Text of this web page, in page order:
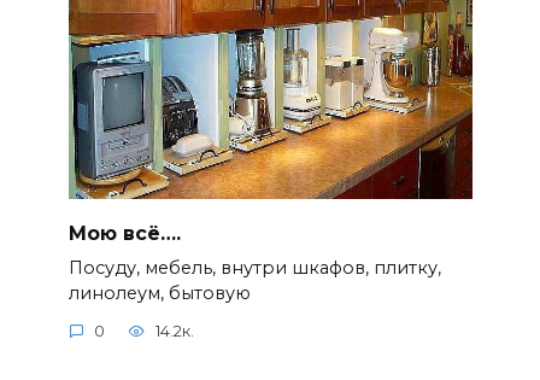
Мою всё….
Посуду, мебель, внутри шкафов, плитку,
линолеум, бытовую
0 14.2к.